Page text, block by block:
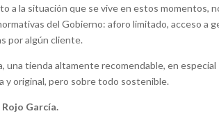
a la situación que se vive en estos momentos,
del Gobierno: aforo limitado, acceso a
por algún cliente.
una tienda altamente recomendable, en
y original, pero sobre todo sostenible.
García.